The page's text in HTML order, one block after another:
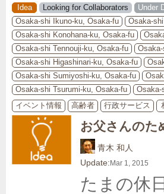
Idea Looking for Collaborators Under
Osaka-shi Ikuno-ku, Osaka-fu
Osaka-
Osaka-shi Konohana-ku, Osaka-fu
Osaka-shi Tennouji-ku, Osaka-fu
Osaka-shi Higashinari-ku, Osaka-fu
Osaka-shi Sumiyoshi-ku, Osaka-fu
Osaka-shi Tsurumi-ku, Osaka-fu
Osaka-
イベント情報
高齢者 行政サービス
お父さんのた
青木 和人
Update: Mar 1, 2015
たまの休